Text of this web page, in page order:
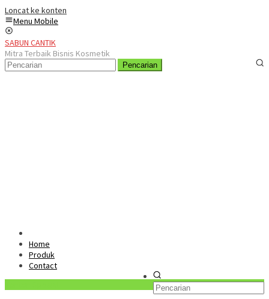
Loncat ke konten
Menu Mobile
SABUN CANTIK
Mitra Terbaik Bisnis Kosmetik
Pencarian
Home
Produk
Contact